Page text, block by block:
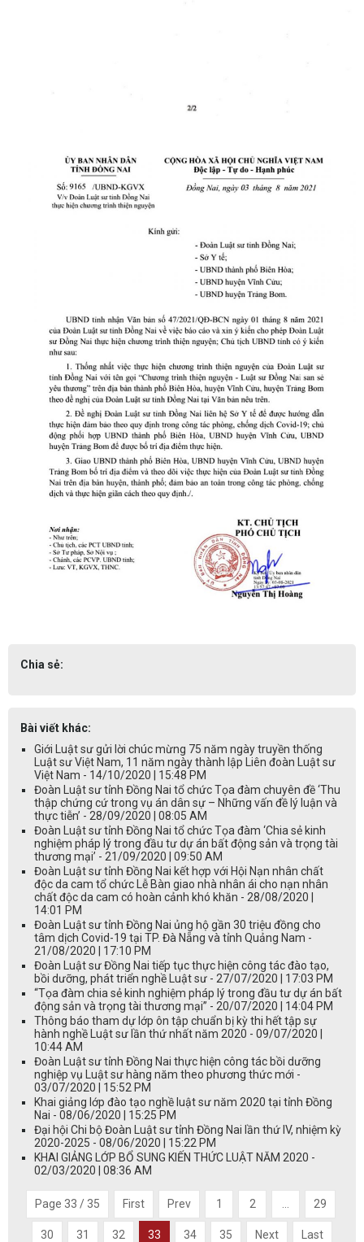
Chia sẻ:
Bài viết khác:
Giới Luật sư gửi lời chúc mừng 75 năm ngày truyền thống
Luật sư Việt Nam, 11 năm ngày thành lập Liên đoàn Luật sư
Việt Nam - 14/10/2020 | 15:48 PM
Đoàn Luật sư tỉnh Đồng Nai tổ chức Tọa đàm chuyên đề ‘Thu
thập chứng cứ trong vụ án dân sự – Những vấn đề lý luận và
thực tiễn’ - 28/09/2020 | 08:05 AM
Đoàn Luật sư tỉnh Đồng Nai tổ chức Tọa đàm ‘Chia sẻ kinh
nghiệm pháp lý trong đầu tư dự án bất động sản và trọng tài
thương mại’ - 21/09/2020 | 09:50 AM
Đoàn Luật sư tỉnh Đồng Nai kết hợp với Hội Nạn nhân chất
độc da cam tổ chức Lễ Bàn giao nhà nhân ái cho nạn nhân
chất độc da cam có hoàn cảnh khó khăn - 28/08/2020 |
14:01 PM
Đoàn Luật sư tỉnh Đồng Nai ủng hộ gần 30 triệu đồng cho
tâm dịch Covid-19 tại TP. Đà Nẵng và tỉnh Quảng Nam -
21/08/2020 | 17:10 PM
Đoàn Luật sư Đồng Nai tiếp tục thực hiện công tác đào tạo,
bồi dưỡng, phát triển nghề Luật sư - 27/07/2020 | 17:03 PM
“Tọa đàm chia sẻ kinh nghiệm pháp lý trong đầu tư dự án bất
động sản và trọng tài thương mại” - 20/07/2020 | 14:04 PM
Thông báo tham dự lớp ôn tập chuẩn bị kỳ thi hết tập sự
hành nghề Luật sư lần thứ nhất năm 2020 - 09/07/2020 |
10:44 AM
Đoàn Luật sư tỉnh Đồng Nai thực hiện công tác bồi dưỡng
nghiệp vụ Luật sư hàng năm theo phương thức mới -
03/07/2020 | 15:52 PM
Khai giảng lớp đào tạo nghề luật sư năm 2020 tại tỉnh Đồng
Nai - 08/06/2020 | 15:25 PM
Đại hội Chi bộ Đoàn Luật sư tỉnh Đồng Nai lần thứ IV, nhiệm kỳ
2020-2025 - 08/06/2020 | 15:22 PM
KHAI GIẢNG LỚP BỔ SUNG KIẾN THỨC LUẬT NĂM 2020 -
02/03/2020 | 08:36 AM
Page 33 / 35 First Prev 1 2 29
30 31 32 33 34 35 Next Last